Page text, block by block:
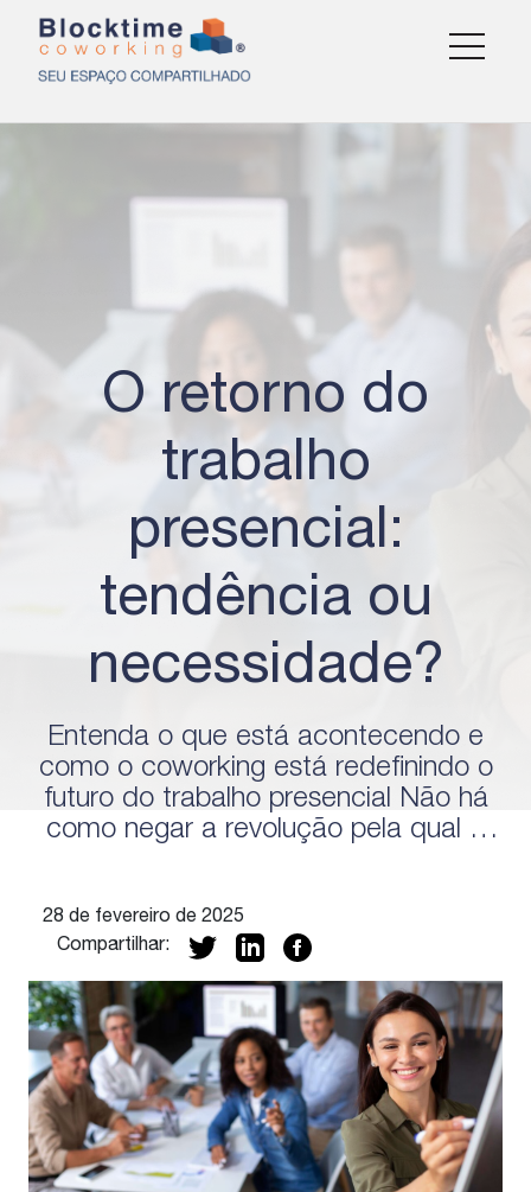
O retorno do
trabalho
presencial:
tendência ou
necessidade?
Entenda o que está acontecendo e
como o coworking está redefinindo o
futuro do trabalho presencial Não há
como negar a revolução pela qual o
sempre apareça como uma das
grandes impulsionadoras dessas
mudanças, de fato ela transformou os
modelos, principalmente o do trabalho
28 de fevereiro de 2025
Compartilhar: